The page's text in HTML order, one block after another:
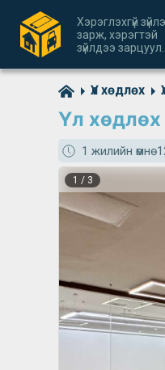
Хэрэглэхгүй
зарж, хэрэгтэй
зүйлдээ зарцуул.
Үл хөдлөх
Үл
1 жилийн өмнө
1 / 3